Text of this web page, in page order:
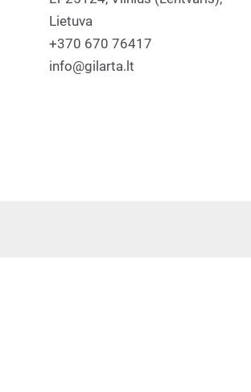
Lietuva
+370 670 76417
info@gilarta.lt